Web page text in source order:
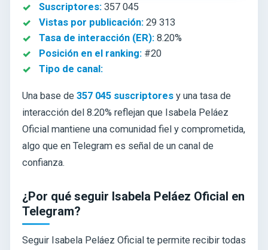
Suscriptores: 357 045
Vistas por publicación: 29 313
Tasa de interacción (ER): 8.20%
Posición en el ranking: #20
Tipo de canal:
Una base de 357 045 suscriptores y una tasa de
interacción del 8.20% reflejan que Isabela Peláez
Oficial mantiene una comunidad fiel y comprometida,
algo que en Telegram es señal de un canal de
confianza.
¿Por qué seguir Isabela Peláez Oficial en
Telegram?
Seguir Isabela Peláez Oficial te permite recibir todas